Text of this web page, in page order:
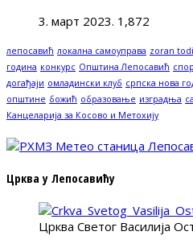
3. март 2023. 1,872
лепосавић локална самоуправа zoran
година конкурс Општина Лепосавић
догађаји омладински клуб српска нова
општине божић образовање изградња
Канцеларија за Косово и Метохију
Црква у Лепосавићу
Црква Светог Василија